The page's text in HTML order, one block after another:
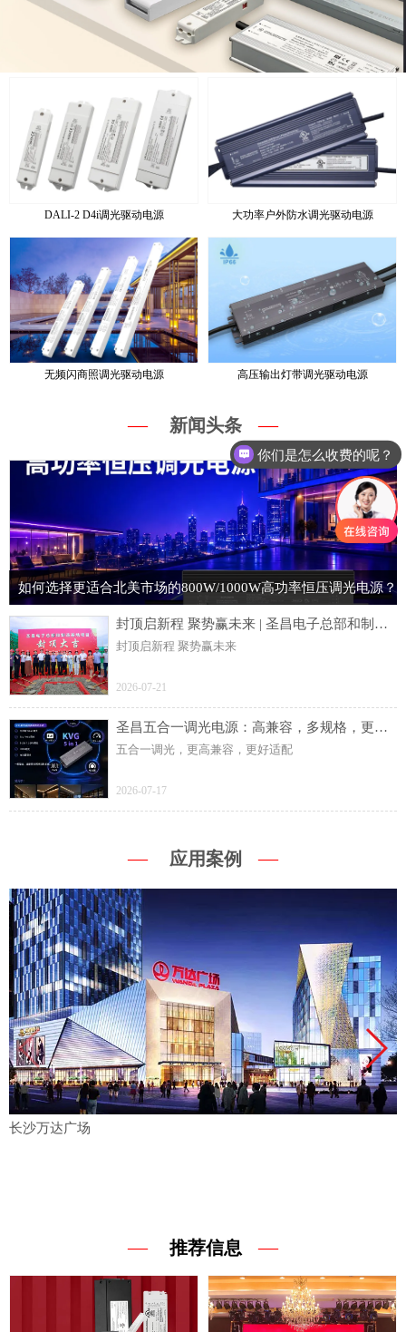
DALI-2 D4i调光驱动电源 大功率户外防水调光驱动电源
无频闪商照调光驱动电源 高压输出灯带调光驱动电源
— 新闻头条 —
如何选择更适合北美市场的800W/1000W高功率恒压调光电源？
封顶启新程 聚势赢未来 | 圣昌电子总部和制造基地项目主体结构顺利封顶
封顶启新程 聚势赢未来
2026-07-21
圣昌五合一调光电源：高兼容，多规格，更灵活
五合一调光，更高兼容，更好适配
2026-07-17
— 应用案例 —
长沙万达广场
— 推荐信息 —
你们是怎么收费的呢？